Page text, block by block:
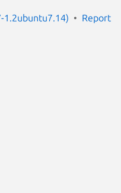
1.2ubuntu7.14)
Report